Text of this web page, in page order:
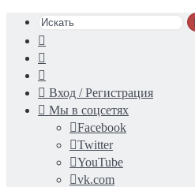
статья
Вход / Регистрация
Мы в соцсетях
Facebook
Twitter
YouTube
vk.com